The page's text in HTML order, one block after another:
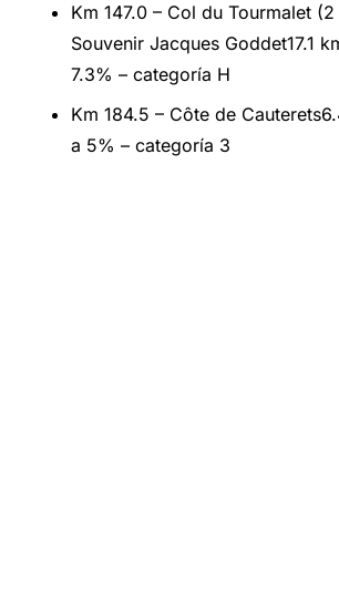
Km 147.0 – Col du Tourmalet (2
Souvenir Jacques Goddet17.1
7.3% – categoría H
Km 184.5 – Côte de
a 5% – categoría 3